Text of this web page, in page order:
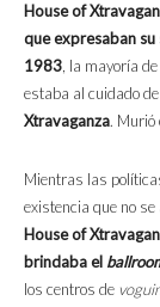
House of
que expresaban
1983, la mayoría de
estaba al cuidado
Xtravaganza. Murió
Mientras las
existencia que no
House of
brindaba el
los centros de